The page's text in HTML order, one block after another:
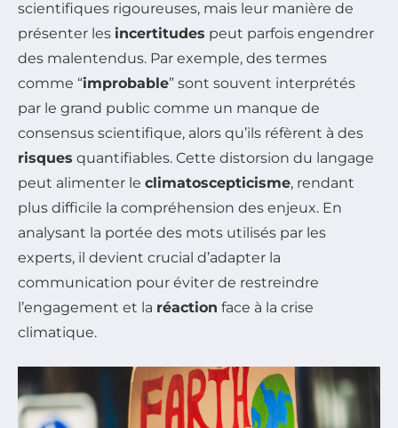
scientifiques rigoureuses, mais leur manière de
présenter les incertitudes peut parfois engendrer
des malentendus. Par exemple, des termes
comme “improbable” sont souvent interprétés
par le grand public comme un manque de
consensus scientifique, alors qu’ils réfèrent à des
risques quantifiables. Cette distorsion du langage
peut alimenter le climatoscepticisme, rendant
plus difficile la compréhension des enjeux. En
analysant la portée des mots utilisés par les
experts, il devient crucial d’adapter la
communication pour éviter de restreindre
l’engagement et la réaction face à la crise
climatique.